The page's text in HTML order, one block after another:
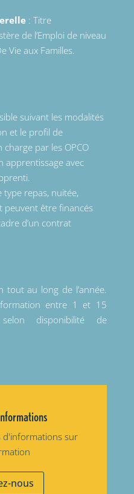
: Titre
de l’Emploi de niveau
Vie aux Familles.
suivant les modalités
et le profil de
charge par les OPCO
apprentissage avec
type repas, nuitée,
peuvent être financés
d’un contrat
tout au long de l’année.
formation entre 1 et 15
disponibilité de
d'informations sur
nous